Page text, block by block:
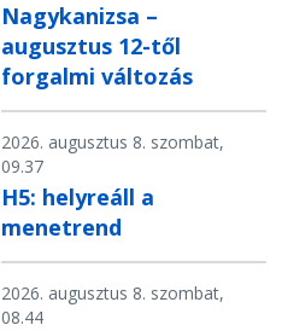
Nagykanizsa –
augusztus 12-től
forgalmi változás
2026. augusztus 8. szombat,
09.37
H5: helyreáll a
menetrend
2026. augusztus 8. szombat,
08.44